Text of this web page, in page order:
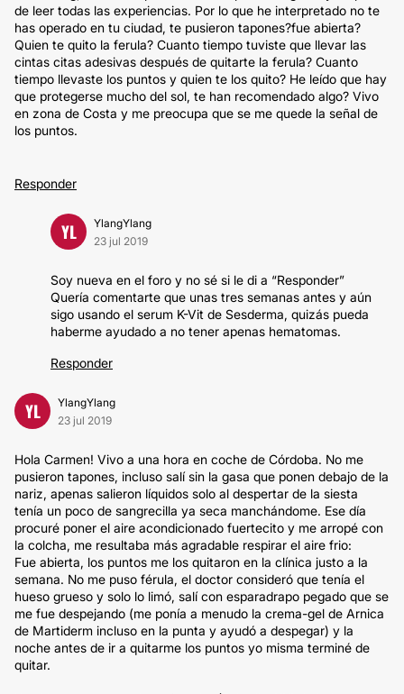
de leer todas las experiencias. Por lo que he interpretado no te
has operado en tu ciudad, te pusieron tapones?fue abierta?
Quien te quito la ferula? Cuanto tiempo tuviste que llevar las
cintas citas adesivas después de quitarte la ferula? Cuanto
tiempo llevaste los puntos y quien te los quito? He leído que hay
que protegerse mucho del sol, te han recomendado algo? Vivo
en zona de Costa y me preocupa que se me quede la señal de
los puntos.
Responder
YL
YlangYlang
23 jul 2019
Soy nueva en el foro y no sé si le di a “Responder”
Quería comentarte que unas tres semanas antes y aún
sigo usando el serum K-Vit de Sesderma, quizás pueda
haberme ayudado a no tener apenas hematomas.
Responder
YL
YlangYlang
23 jul 2019
Hola Carmen! Vivo a una hora en coche de Córdoba. No me
pusieron tapones, incluso salí sin la gasa que ponen debajo de la
nariz, apenas salieron líquidos solo al despertar de la siesta
tenía un poco de sangrecilla ya seca manchándome. Ese día
procuré poner el aire acondicionado fuertecito y me arropé con
la colcha, me resultaba más agradable respirar el aire frio:
Fue abierta, los puntos me los quitaron en la clínica justo a la
semana. No me puso férula, el doctor consideró que tenía el
hueso grueso y solo lo limó, salí con esparadrapo pegado que se
me fue despejando (me ponía a menudo la crema-gel de Arnica
de Martiderm incluso en la punta y ayudó a despegar) y la
noche antes de ir a quitarme los puntos yo misma terminé de
quitar.